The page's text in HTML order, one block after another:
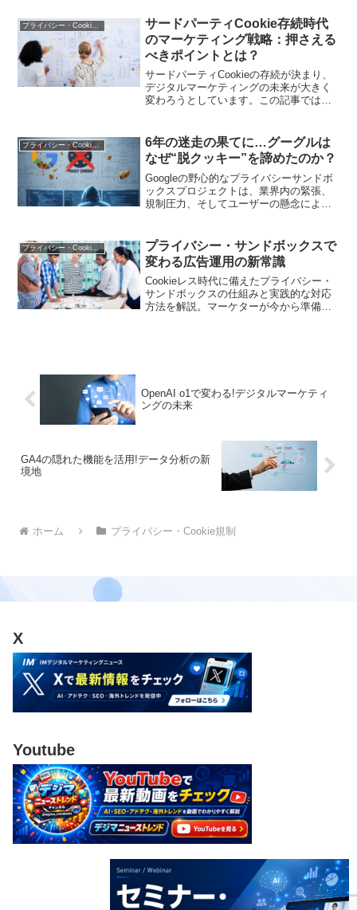
ケティング施策の効果を最大化する手法
を提供します。
プライバシー・Cookie規制
サードパーティCookie存続時代
のマーケティング戦略：押さえる
べきポイントとは？
サードパーティCookieの存続が決まり、
デジタルマーケティングの未来が大きく
変わろうとしています。この記事では、
トを解説。データ活用からプライバシー
対策まで、押さえておくべき情報が盛り
だくさん。
プライバシー・Cookie規制
6年の迷走の果てに…グーグルは
なぜ“脱クッキー”を諦めたのか？
Googleの野心的なプライバシーサンドボ
ックスプロジェクトは、業界内の緊張、
規制圧力、そしてユーザーの懸念によ
プライバシー・サンドボックスで
変わる広告運用の新常識
Cookieレス時代に備えたプライバシー・
サンドボックスの仕組みと実践的な対応
方法を解説。マーケターが今から準備す
OpenAI o1で変わる!デジタルマーケティ
ングの未来
GA4の隠れた機能を活用!データ分析の新
境地
ホーム プライバシー・Cookie規制
X
Youtube